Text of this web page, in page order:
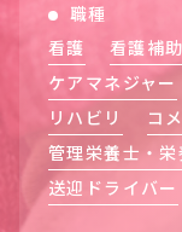
職種
看護
看護補助
ケアマネジャー
リハビリ
コ
管理栄養士・栄
送迎ドライバー